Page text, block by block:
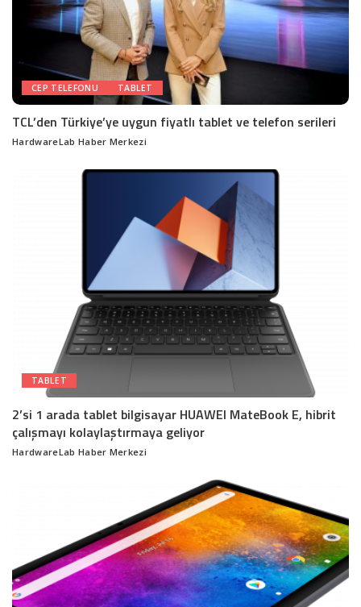
CEP TELEFONU TABLET
TCL’den Türkiye’ye uygun fiyatlı tablet ve telefon serileri
Posted
HardwareLab Haber Merkezi
TABLET
2’si 1 arada tablet bilgisayar HUAWEI MateBook E, hibrit
çalışmayı kolaylaştırmaya geliyor
Posted
HardwareLab Haber Merkezi